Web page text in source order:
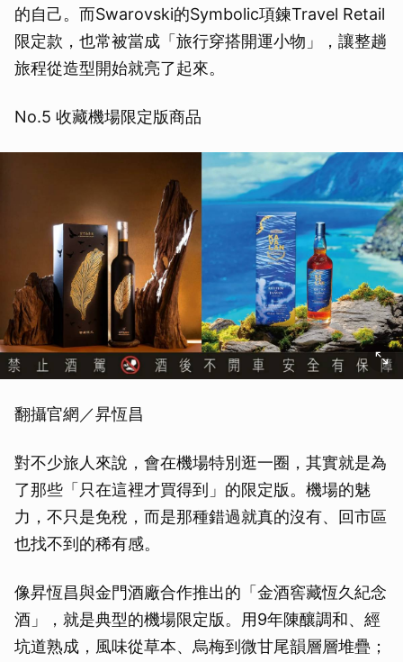
的自己。而Swarovski的Symbolic項鍊Travel Retail
限定款，也常被當成「旅行穿搭開運小物」，讓整趟
旅程從造型開始就亮了起來。
No.5 收藏機場限定版商品
翻攝官網／昇恆昌
對不少旅人來說，會在機場特別逛一圈，其實就是為
了那些「只在這裡才買得到」的限定版。機場的魅
力，不只是免稅，而是那種錯過就真的沒有、回市區
也找不到的稀有感。
像昇恆昌與金門酒廠合作推出的「金酒窖藏恆久紀念
酒」，就是典型的機場限定版。用9年陳釀調和、經
坑道熟成，風味從草本、烏梅到微甘尾韻層層堆疊；